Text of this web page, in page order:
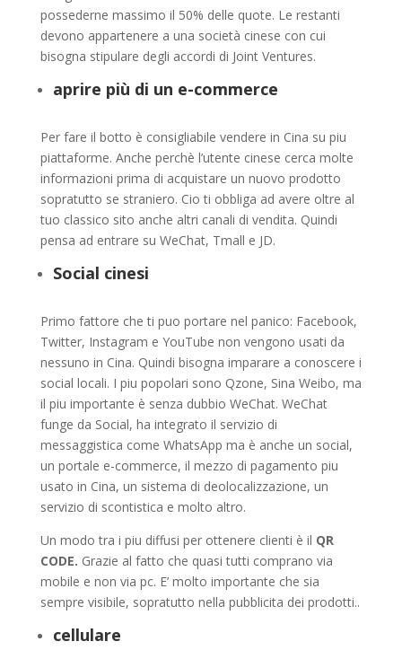
possederne massimo il 50% delle quote. Le restanti
devono appartenere a una società cinese con cui
bisogna stipulare degli accordi di Joint Ventures.
aprire più di un e-commerce
Per fare il botto è consigliabile vendere in Cina su piu
piattaforme. Anche perchè l’utente cinese cerca molte
informazioni prima di acquistare un nuovo prodotto
sopratutto se straniero. Cio ti obbliga ad avere oltre al
tuo classico sito anche altri canali di vendita. Quindi
pensa ad entrare su WeChat, Tmall e JD.
Social cinesi
Primo fattore che ti puo portare nel panico: Facebook,
Twitter, Instagram e YouTube non vengono usati da
nessuno in Cina. Quindi bisogna imparare a conoscere i
social locali. I piu popolari sono Qzone, Sina Weibo, ma
il piu importante è senza dubbio WeChat. WeChat
funge da Social, ha integrato il servizio di
messaggistica come WhatsApp ma è anche un social,
un portale e-commerce, il mezzo di pagamento piu
usato in Cina, un sistema di deolocalizzazione, un
servizio di scontistica e molto altro.
Un modo tra i piu diffusi per ottenere clienti è il QR
CODE. Grazie al fatto che quasi tutti comprano via
mobile e non via pc. E’ molto importante che sia
sempre visibile, sopratutto nella pubblicita dei prodotti..
cellulare